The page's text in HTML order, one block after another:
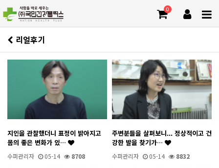
0
리얼후기
지인을 관찰했더니 표정이 밝아지고
몸의 좋은 변화가 있…
수퍼관리자 05-14 8708
주변분들을 살펴보니... 정상적이고 건
강한 발을 찾기가…
수퍼관리자 05-14 8832